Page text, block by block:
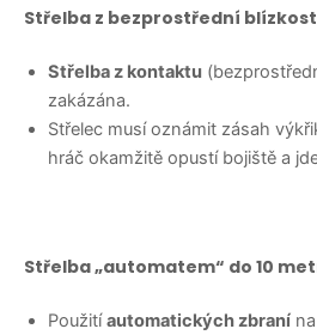
Střelba z bezprostřední
Střelba z kontaktu
zakázána.
Střelec musí oznámit zásah
hráč okamžitě opustí bojiště a
Střelba „automatem“ do 10
Použitíautomatických zbraní